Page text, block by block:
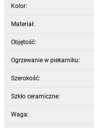
Kolor:
Materiał:
Objętość:
Ogrzewanie w piekarniku:
Szerokość:
Szkło ceramiczne:
Waga: